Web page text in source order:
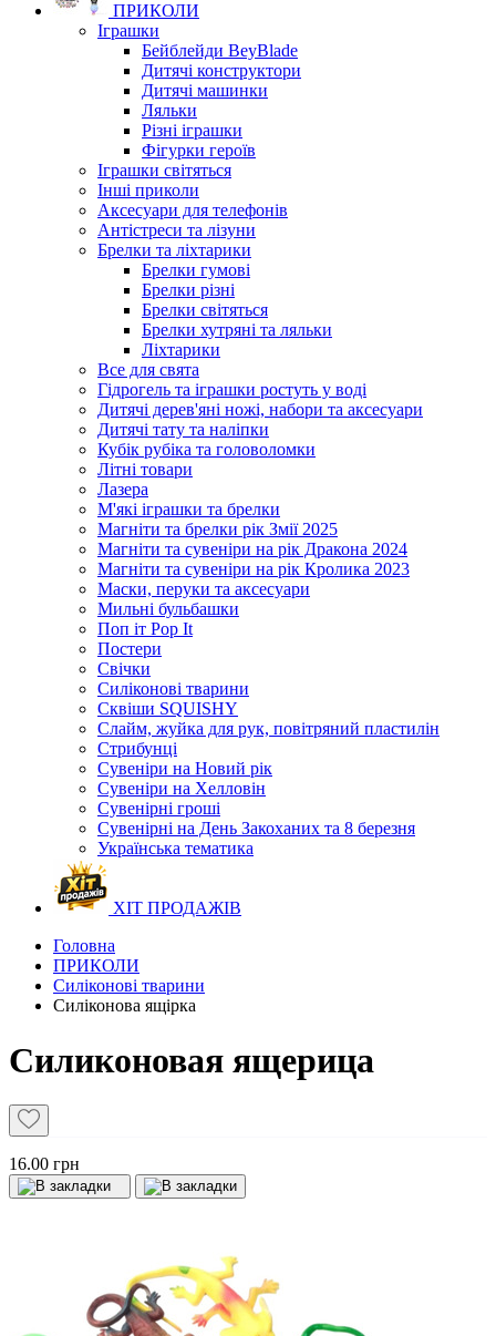
ПРИКОЛИ
Іграшки
Бейблейди BeyBlade
Дитячі конструктори
Дитячі машинки
Ляльки
Різні іграшки
Фігурки героїв
Іграшки світяться
Інші приколи
Аксесуари для телефонів
Антістреси та лізуни
Брелки та ліхтарики
Брелки гумові
Брелки різні
Брелки світяться
Брелки хутряні та ляльки
Ліхтарики
Все для свята
Гідрогель та іграшки ростуть у воді
Дитячі дерев'яні ножі, набори та аксесуари
Дитячі тату та наліпки
Кубік рубіка та головоломки
Літні товари
Лазера
М'які іграшки та брелки
Магніти та брелки рік Змії 2025
Магніти та сувеніри на рік Дракона 2024
Магніти та сувеніри на рік Кролика 2023
Маски, перуки та аксесуари
Мильні бульбашки
Поп іт Pop It
Постери
Свічки
Силіконові тварини
Сквіши SQUISHY
Слайм, жуйка для рук, повітряний пластилін
Стрибунці
Сувеніри на Новий рік
Сувеніри на Хелловін
Сувенірні гроші
Сувенірні на День Закоханих та 8 березня
Українська тематика
ХІТ ПРОДАЖІВ
Головна
ПРИКОЛИ
Силіконові тварини
Силіконова ящірка
Силиконовая ящерица
16.00 грн